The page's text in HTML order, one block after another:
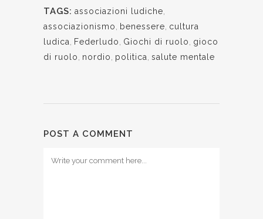
TAGS: associazioni ludiche
associazionismo
benessere cultura
ludica
Federludo Giochi di ruolo
gioco
di ruolo
nordio politica salute mentale
POST A COMMENT